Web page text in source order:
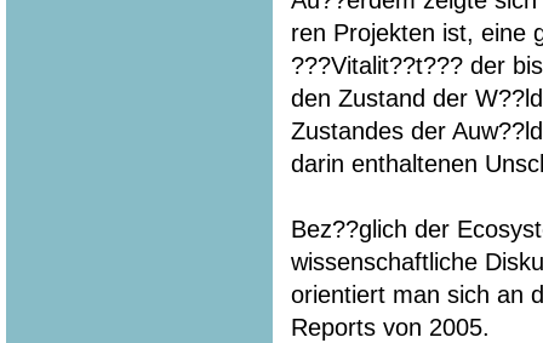
ren Projekten ist, eine
???Vitalit??t??? der
den Zustand der
Zustandes der
darin enthaltenen
Bez??glich der
wissenschaftliche
orientiert man sich an
Reports von 2005.